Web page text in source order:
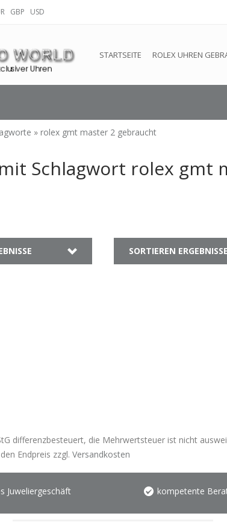
GBP USD
STARTSEITE ROLEX UHREN
» rolex gmt master 2 gebraucht
Schlagwort rolex gmt
SORTIEREN ERGEBNISSE
differenzbesteuert, die Mehrwertsteuer ist nicht
Endpreis zzgl. Versandkosten
Juweliergeschäft kompetente
zum Backoffice Dieser Shop befindet sich im